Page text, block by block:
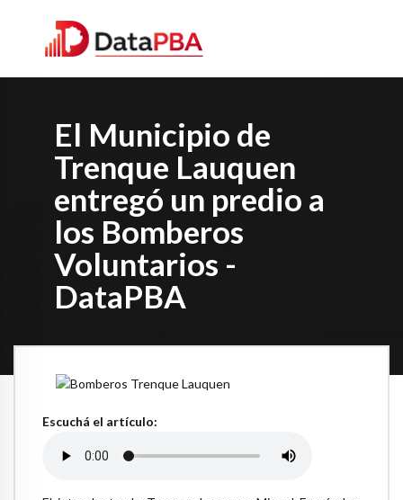
El Municipio de
Trenque Lauquen
entregó un predio a
los Bomberos
Voluntarios -
DataPBA
Escuchá el artículo: